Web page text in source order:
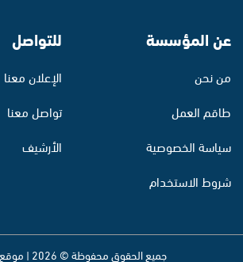
عن المؤسسة
من نحن
طاقم العمل
سياسة الخصوصية
شروط الاستخدام
للتواصل
الإعلان معنا
تواصل معنا
الأرشيف
جميع الحقوق محفوظة © 2026 | موقع الشمس